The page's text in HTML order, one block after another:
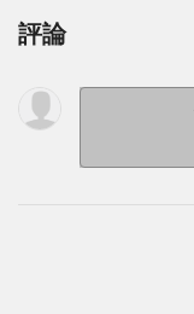
評論